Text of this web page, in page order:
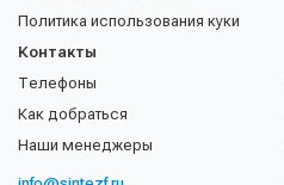
Политика использования куки
Контакты
Телефоны
Как добраться
Наши менеджеры